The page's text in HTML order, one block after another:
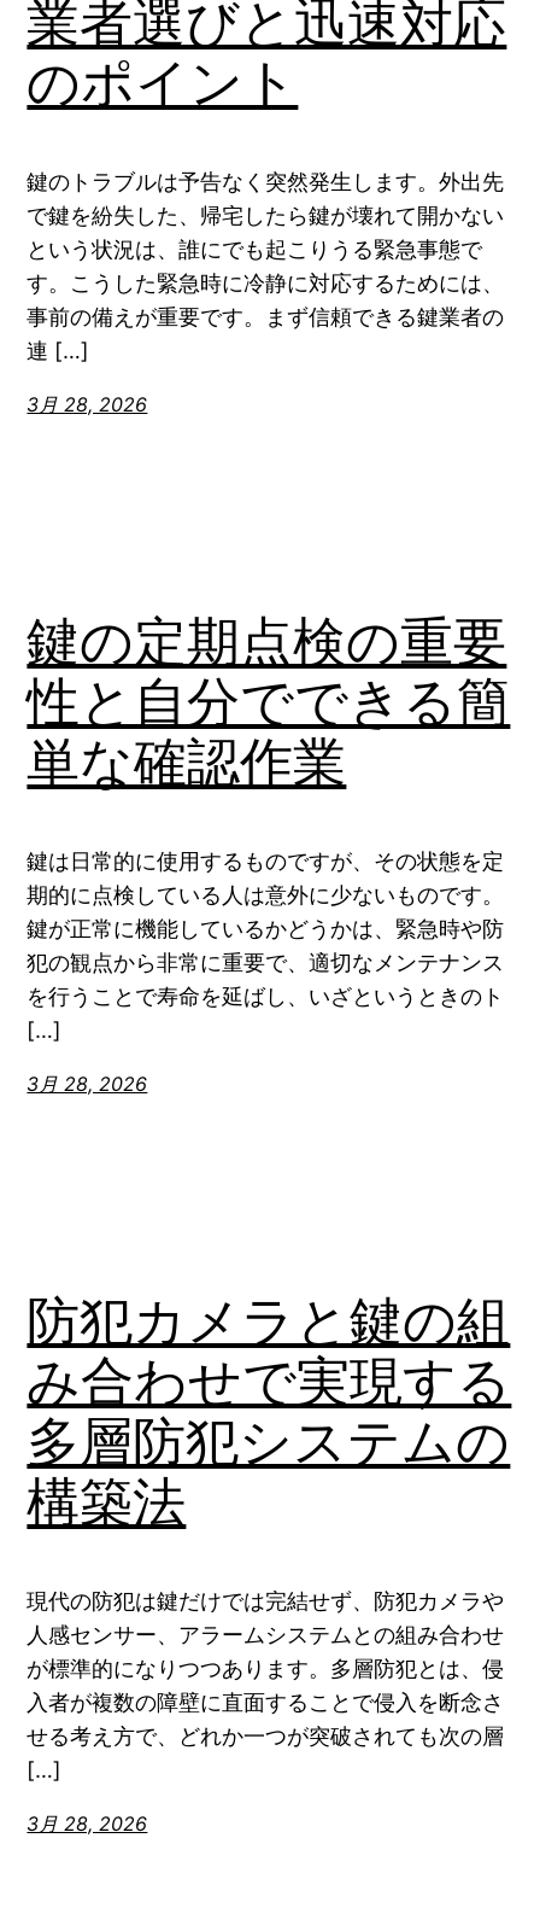
業者選びと迅速対応
のポイント
鍵のトラブルは予告なく突然発生します。外出先
で鍵を紛失した、帰宅したら鍵が壊れて開かない
という状況は、誰にでも起こりうる緊急事態で
す。こうした緊急時に冷静に対応するためには、
事前の備えが重要です。まず信頼できる鍵業者の
連 […]
3月 28, 2026
鍵の定期点検の重要
性と自分でできる簡
単な確認作業
鍵は日常的に使用するものですが、その状態を定
期的に点検している人は意外に少ないものです。
鍵が正常に機能しているかどうかは、緊急時や防
犯の観点から非常に重要で、適切なメンテナンス
を行うことで寿命を延ばし、いざというときのト
[…]
3月 28, 2026
防犯カメラと鍵の組
み合わせで実現する
多層防犯システムの
構築法
現代の防犯は鍵だけでは完結せず、防犯カメラや
人感センサー、アラームシステムとの組み合わせ
が標準的になりつつあります。多層防犯とは、侵
入者が複数の障壁に直面することで侵入を断念さ
せる考え方で、どれか一つが突破されても次の層
[…]
3月 28, 2026